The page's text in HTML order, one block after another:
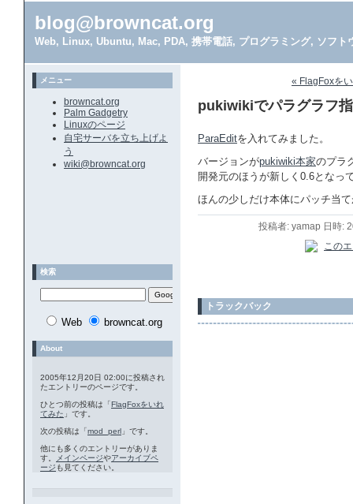
blog@browncat.org
Web, Linux, Ubuntu, Mac, PDA, 携帯電話, プログラミング, ソフト
« FlagFoxを
pukiwikiでパラグラフ
ParaEditを入れてみました。
バージョンがpukiwiki本家のプラ
開発元のほうが新しく0.6となっ
ほんの少しだけ本体にパッチ当
投稿者: yamap 日時:
トラックバック
メニュー
browncat.org
Palm Gadgetry
Linuxのページ
自宅サーバを立ち上げよ
う
wiki@browncat.org
検索
Web browncat.org
About
2005年12月20日 02:00に投稿され
たエントリーのページです。
ひとつ前の投稿は「FlagFoxをいれ
てみた 」です。
次の投稿は「mod_perl 」です。
他にも多くのエントリーがありま
す。
メインページやアーカイブペ
ージ も見てください。